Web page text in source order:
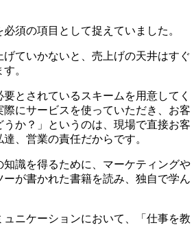
須の項目として捉えていました。
ていかないと、売上げの天井はすぐ
。
とされているスキームを用意してく
にサービスを使っていただき、お客
か？」というのは、現場で直接お客
、営業の責任だからです。
知識を得るために、マーケティングや
が書かれた書籍を読み、独自で学ん
ュニケーションにおいて、「仕事を教